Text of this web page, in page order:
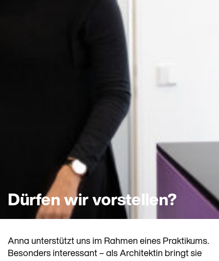
Dürfen wir vorstellen?
Anna unterstützt uns im Rahmen eines Praktikums.
Besonders interessant – als Architektin bringt sie